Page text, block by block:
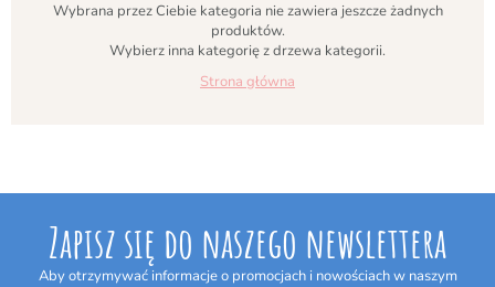
Wybrana przez Ciebie kategoria nie zawiera jeszcze żadnych
produktów.
Wybierz inna kategorię z drzewa kategorii.
Strona główna
Zapisz się do naszego newslettera
Aby otrzymywać informacje o promocjach i nowościach w naszym